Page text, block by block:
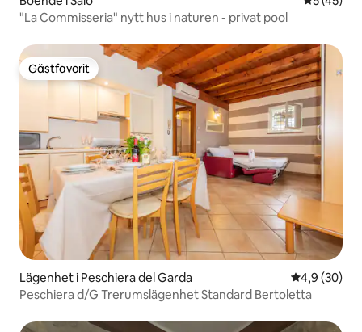
"La Commisseria" nytt hus i naturen - privat pool
Gästfavorit
Gästfavorit
Lägenhet i Peschiera del Garda 4,9 av 5 i
4,9 (30)
Peschiera d/G Trerumslägenhet Standard Bertoletta